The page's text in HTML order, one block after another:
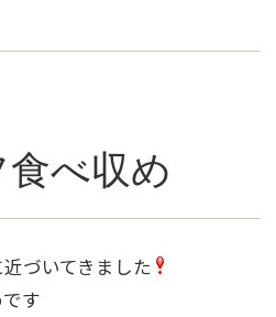
べ収め
づいてきました
す